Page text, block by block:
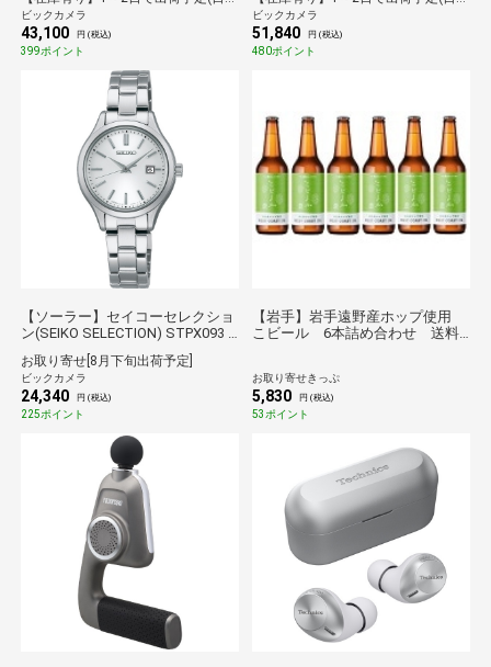
ビックカメラ
43,100 円 (税込)
399ポイント
ビックカメラ
51,840 円 (税込)
480ポイント
【ソーラー】セイコーセレクショ
ン(SEIKO SELECTION) STPX093 S
お取り寄せ[8月下旬出荷予定]
ビックカメラ
24,340 円 (税込)
225ポイント
【岩手】岩手遠野産ホップ使用
こビール 6本詰め合わせ 送料
お取り寄せきっぷ
5,830 円 (税込)
53ポイント